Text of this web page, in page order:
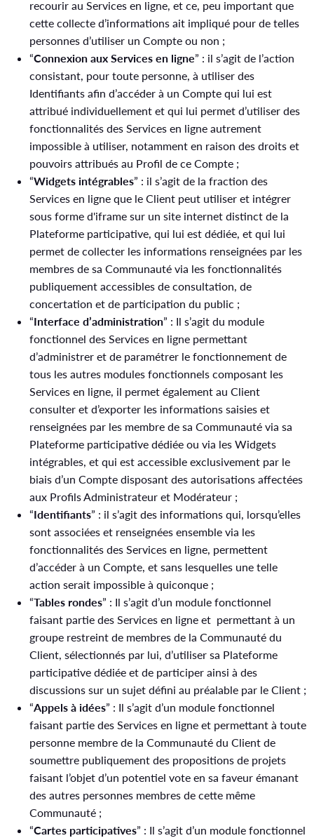
recourir au Services en ligne, et ce, peu important que
cette collecte d’informations ait impliqué pour de telles
personnes d’utiliser un Compte ou non ;
“Connexion aux Services en ligne” : il s’agit de l’action
consistant, pour toute personne, à utiliser des
Identifiants afin d’accéder à un Compte qui lui est
attribué individuellement et qui lui permet d’utiliser des
fonctionnalités des Services en ligne autrement
impossible à utiliser, notamment en raison des droits et
pouvoirs attribués au Profil de ce Compte ;
“Widgets intégrables” : il s’agit de la fraction des
Services en ligne que le Client peut utiliser et intégrer
sous forme d'iframe sur un site internet distinct de la
Plateforme participative, qui lui est dédiée, et qui lui
permet de collecter les informations renseignées par les
membres de sa Communauté via les fonctionnalités
publiquement accessibles de consultation, de
concertation et de participation du public ;
“Interface d’administration” : Il s’agit du module
fonctionnel des Services en ligne permettant
d’administrer et de paramétrer le fonctionnement de
tous les autres modules fonctionnels composant les
Services en ligne, il permet également au Client
consulter et d’exporter les informations saisies et
renseignées par les membre de sa Communauté via sa
Plateforme participative dédiée ou via les Widgets
intégrables, et qui est accessible exclusivement par le
biais d’un Compte disposant des autorisations affectées
aux Profils Administrateur et Modérateur ;
“Identifiants” : il s’agit des informations qui, lorsqu’elles
sont associées et renseignées ensemble via les
fonctionnalités des Services en ligne, permettent
d’accéder à un Compte, et sans lesquelles une telle
action serait impossible à quiconque ;
“Tables rondes” : Il s’agit d’un module fonctionnel
faisant partie des Services en ligne et permettant à un
groupe restreint de membres de la Communauté du
Client, sélectionnés par lui, d’utiliser sa Plateforme
participative dédiée et de participer ainsi à des
discussions sur un sujet défini au préalable par le Client ;
“Appels à idées” : Il s’agit d’un module fonctionnel
faisant partie des Services en ligne et permettant à toute
personne membre de la Communauté du Client de
soumettre publiquement des propositions de projets
faisant l’objet d’un potentiel vote en sa faveur émanant
des autres personnes membres de cette même
Communauté ;
“Cartes participatives” : Il s’agit d’un module fonctionnel